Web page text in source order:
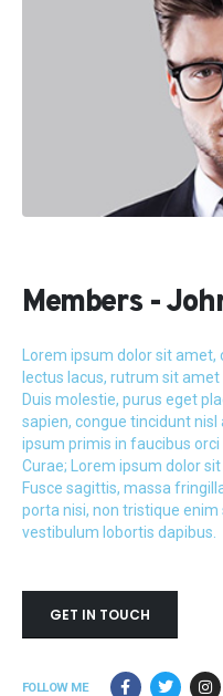
Members -
Lorem ipsum dolor sit
lectus lacus, rutrum sit
Duis molestie, purus eget
sapien, congue tincidunt
ipsum primis in faucibus
Curae; Lorem ipsum dolor
Fusce sagittis, massa
porta nisi, non tristique enim
vestibulum lobortis dapibus.
GET IN TOUCH
FOLLOW ME